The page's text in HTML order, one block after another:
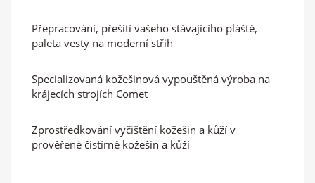
Přepracování, přešití vašeho stávajícího pláště,
paleta vesty na moderní střih
Specializovaná kožešinová vypouštěná výroba na
krájecích strojích Comet
Zprostředkování vyčištění kožešin a kůží v
prověřené čistírně kožešin a kůží